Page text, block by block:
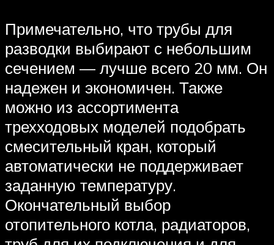
Примечательно, что трубы для
разводки выбирают с небольшим
сечением — лучше всего 20 мм. Он
надежен и экономичен. Также
можно из ассортимента
трехходовых моделей подобрать
смесительный кран, который
автоматически не поддерживает
заданную температуру.
Окончательный выбор
отопительного котла, радиаторов,